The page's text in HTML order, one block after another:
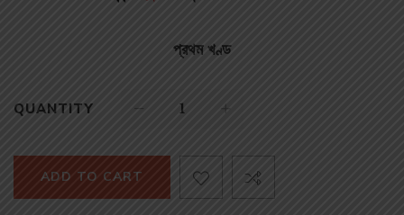
প্রথম খণ্ড
QUANTITY
ADD TO CART